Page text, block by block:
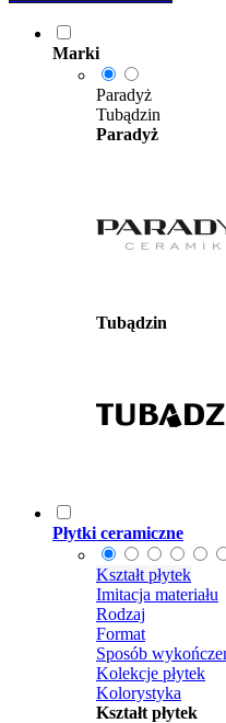
Marki
Paradyż
Tubądzin
Paradyż
Tubądzin
Płytki ceramiczne
Kształt płytek
Imitacja materiału
Rodzaj
Format
Sposób
Kolekcje płytek
Kolorystyka
Kształt płytek